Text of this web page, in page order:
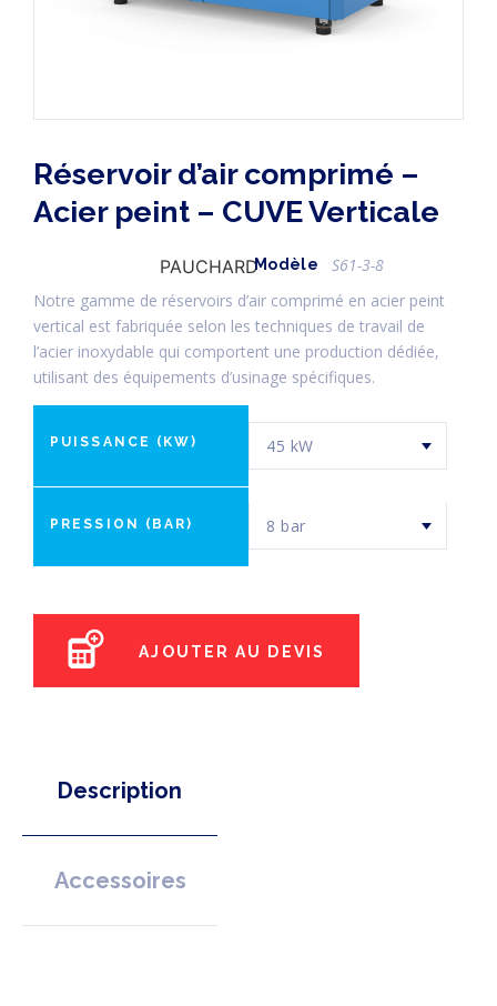
Réservoir d’air comprimé –
Acier peint – CUVE Verticale
PAUCHARDModèle
S61-3-8
Notre gamme de réservoirs d’air comprimé en acier peint
vertical est fabriquée selon les techniques de travail de
l’acier inoxydable qui comportent une production dédiée,
utilisant des équipements d’usinage spécifiques.
PUISSANCE (KW)
PRESSION (BAR)
AJOUTER AU DEVIS
Description
Accessoires